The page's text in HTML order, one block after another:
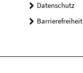
Datenschutz
Barrierefreiheit